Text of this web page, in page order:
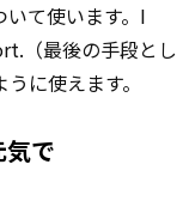
て使います。I
（最後の手段とし
に使えます。
で